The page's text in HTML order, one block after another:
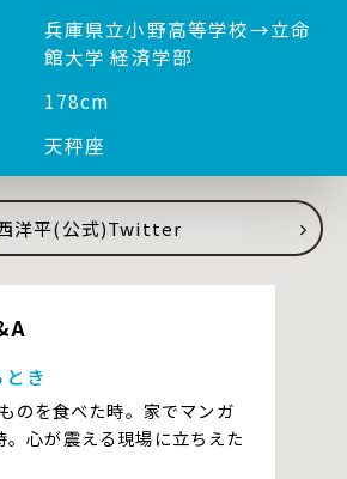
兵庫県立小野高等学校→立命
館大学 経済学部
178cm
天秤座
洋平(公式)Twitter
き
のを食べた時。家でマンガ
。心が震える現場に立ちえた